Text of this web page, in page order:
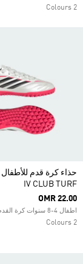
2 Colours
IV CLUB TURF
OMR 22.00
اطفال 4-8 سنوات كرة القدم
2 Colours